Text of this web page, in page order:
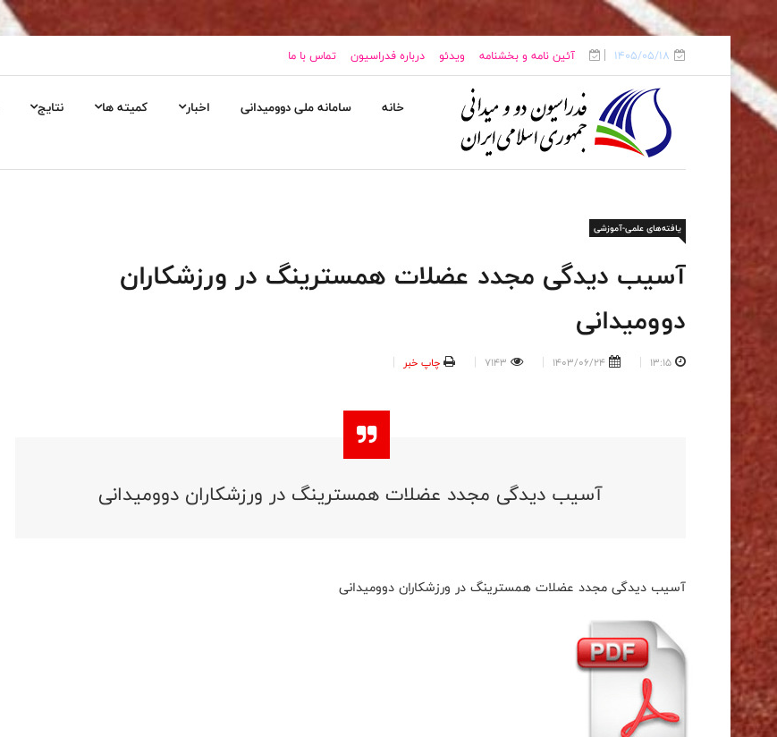
1405/05/18 آئین نامه و بخشنامه ویدئو درباره فدراسیون تماس با ما
خانه سامانه ملی دوومیدانی اخبار کمیته ها نتایج
یافته‌های علمی-آموزشی
آسیب دیدگی مجدد عضلات همسترینگ در ورزشکاران
دوومیدانی
13:15
1403/06/24
7143 چاپ خبر
آسیب دیدگی مجدد عضلات همسترینگ در ورزشکاران دوومیدانی
آسیب دیدگی مجدد عضلات همسترینگ در ورزشکاران دوومیدانی